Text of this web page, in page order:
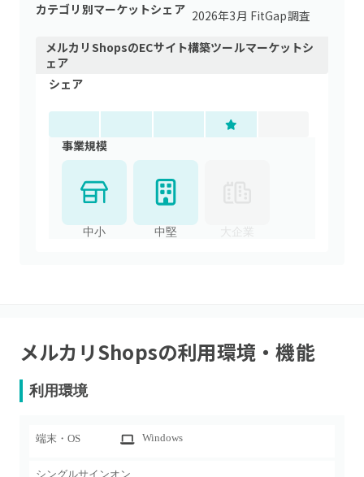
カテゴリ別マーケットシェア 2026年3月 FitGap調査
メルカリShopsのECサイト構築ツールマーケットシ
ェア
シェア
事業規模
中小 中堅 大企業
メルカリShopsの利用環境・機能
利用環境
端末・OS Windows
シングルサインオン